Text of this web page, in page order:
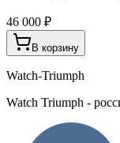
46 000 ₽
В корзину
Watch-Triumph
Watch Triumph -